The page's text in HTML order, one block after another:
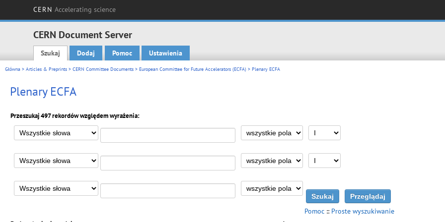
CERN Accelerating science
CERN Document Server
Main menu
Szukaj Dodaj Pomoc Ustawienia
Główna > Articles & Preprints > CERN Committee Documents > European Committee for Future Accelerators (ECFA) > Plenary ECFA
Plenary ECFA
Przeszukaj 497 rekordów względem wyrażenia:
Pomoc :: Proste wyszukiwanie